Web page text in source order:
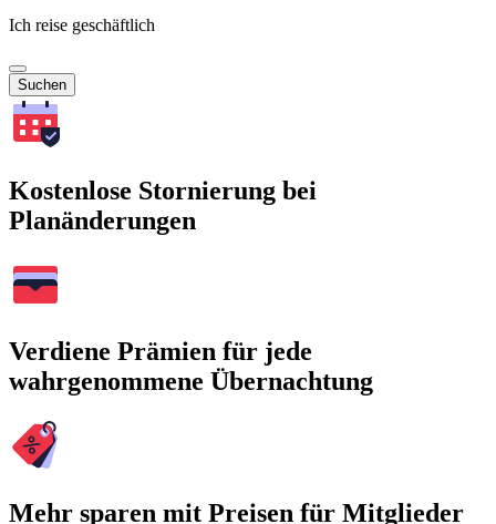
Ich reise geschäftlich
Suchen
Kostenlose Stornierung bei
Planänderungen
Verdiene Prämien für jede
wahrgenommene Übernachtung
Mehr sparen mit Preisen für Mitglieder